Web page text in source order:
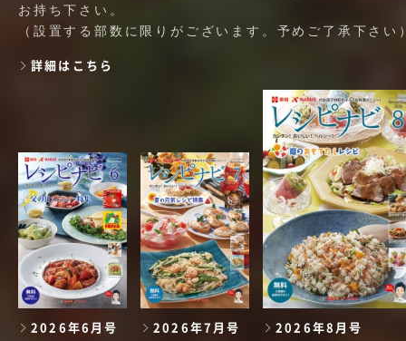
お持ち下さい。
（設置する部数に限りがございます。予めご了承下さい
詳細はこちら
2026年6月号 2026年7月号 2026年8月号